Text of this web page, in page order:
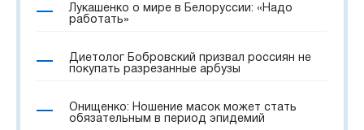
Лукашенко о мире в Белоруссии: «Надо
работать»
Диетолог Бобровский призвал россиян не
покупать разрезанные арбузы
Онищенко: Ношение масок может стать
обязательным в период эпидемий